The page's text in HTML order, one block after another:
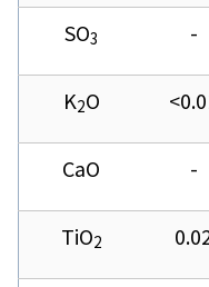
SO3 -
K2O
CaO -
TiO2